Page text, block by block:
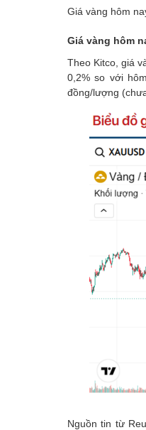
Giá vàng hôm
Giá vàng hôm
Theo Kitco, giá
0,2% so với
đồng/lượng
Nguồn tin từ